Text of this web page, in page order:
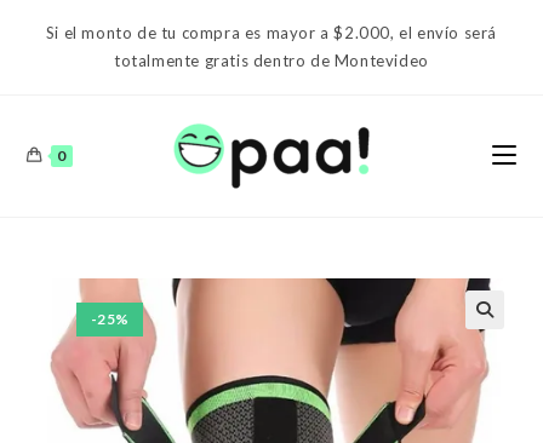
Si el monto de tu compra es mayor a $2.000, el envío será
totalmente gratis dentro de Montevideo
0
-25%